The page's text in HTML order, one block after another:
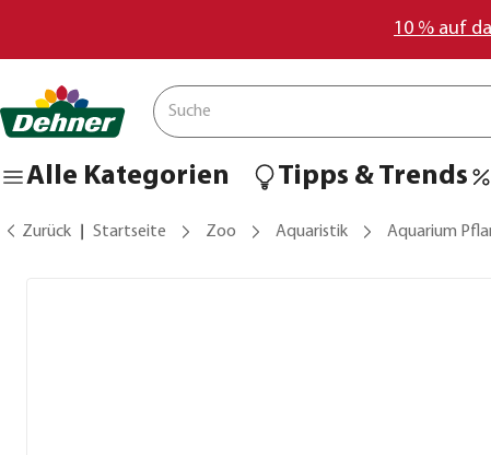
10 % auf
Alle Kategorien Tipps & Trends
Zurück Startseite Zoo Aquaristik Aquarium